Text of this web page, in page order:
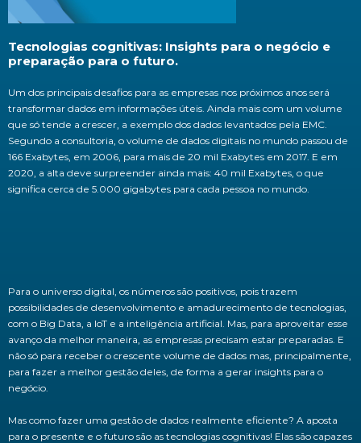
Tecnologias cognitivas: Insights para o negócio e
preparação para o futuro.
Um dos principais desafios para as empresas nos próximos anos será
transformar dados em informações úteis. Ainda mais com um volume
que só tende a crescer, a exemplo dos dados levantados pela EMC.
Segundo a consultoria, o volume de dados digitais no mundo passou de
166 Exabytes, em 2006, para mais de 20 mil Exabytes em 2017. E em
2020, a alta deve surpreender ainda mais: 40 mil Exabytes, o que
significa cerca de 5.000 gigabytes para cada pessoa no mundo.
Para o universo digital, os números são positivos, pois trazem
possibilidades de desenvolvimento e amadurecimento de tecnologias,
com o Big Data, a IoT e a inteligência artificial. Mas, para aproveitar esse
avanço da melhor maneira, as empresas precisam estar preparadas. E
não só para receber o crescente volume de dados mas, principalmente,
para fazer a melhor gestão deles, de forma a gerar insights para o
negócio.
Mas como fazer uma gestão de dados realmente eficiente? A aposta
para o presente e o futuro são as tecnologias cognitivas! Elas são capazes